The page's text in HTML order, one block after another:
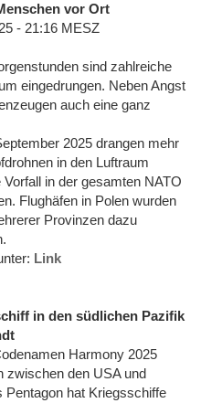
vor Ort
- 21:16 MESZ
sind zahlreiche
eingedrungen. Neben Angst
auch eine ganz
2025 drangen mehr
in den Luftraum
in der gesamten NATO
Flughäfen in Polen wurden
Provinzen dazu
Link
in den südlichen Pazifik
Harmony 2025
zwischen den USA und
Pentagon hat Kriegsschiffe